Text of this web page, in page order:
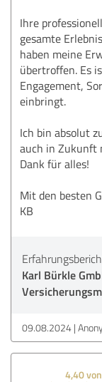
Ihre
gesamte
haben meine
übertroffen. Es
Engagement,
einbringt.
Ich bin absolut
auch in Zukunft
Dank für alles!
Mit den besten
KB
Karl Bürkle
09.08.2024
4,40